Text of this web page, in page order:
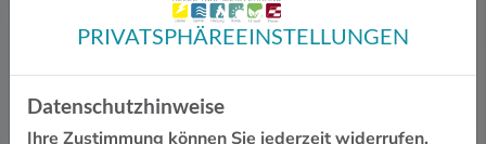
Individuelle Planung und persönliche Beratung
Wir sprechen mit Ihnen über Ihre Vorstellungen und
Wünsche
Wir prüfen für Sie die Voraussetzungen für einen Umstieg
von Öl auf Gas
PRIVATSPHÄRE­EINSTELLUNGEN
Datenschutzhinweise
Ihre Zustimmung können Sie jederzeit widerrufen.